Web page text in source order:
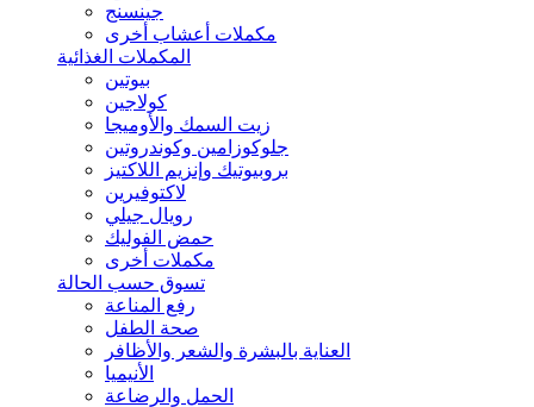
جينسنج
مكملات أعشاب أخرى
المكملات الغذائية
بيوتين
كولاجين
زيت السمك والأوميجا
جلوكوزامين وكوندروتين
بروبيوتيك وإنزيم اللاكتيز
لاكتوفيرين
رويال جيلي
حمض الفوليك
مكملات أخرى
تسوق حسب الحالة
رفع المناعة
صحة الطفل
العناية بالبشرة والشعر والأظافر
الأنيميا
الحمل والرضاعة